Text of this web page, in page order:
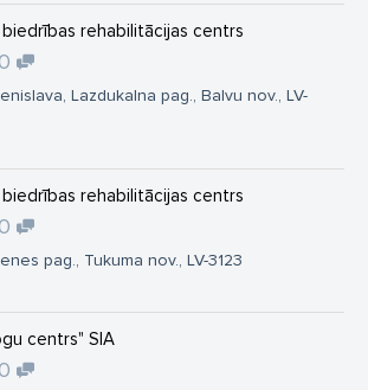
rehabilitācijas centrs
Lazdukalna pag., Balvu nov., LV-
rehabilitācijas centrs
pag., Tukuma nov., LV-3123
centrs" SIA